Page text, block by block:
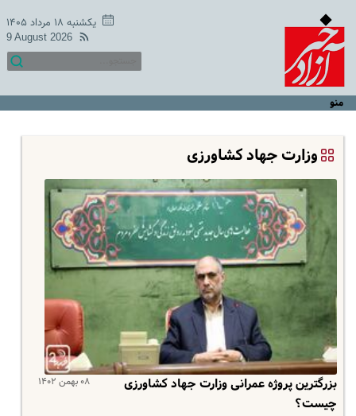
یکشنبه ۱۸ مرداد ۱۴۰۵
9 August 2026
منو
وزارت جهاد کشاورزی
۰۸ بهمن ۱۴۰۲
بزرگترین پروژه عمرانی وزارت جهاد کشاورزی
چیست؟